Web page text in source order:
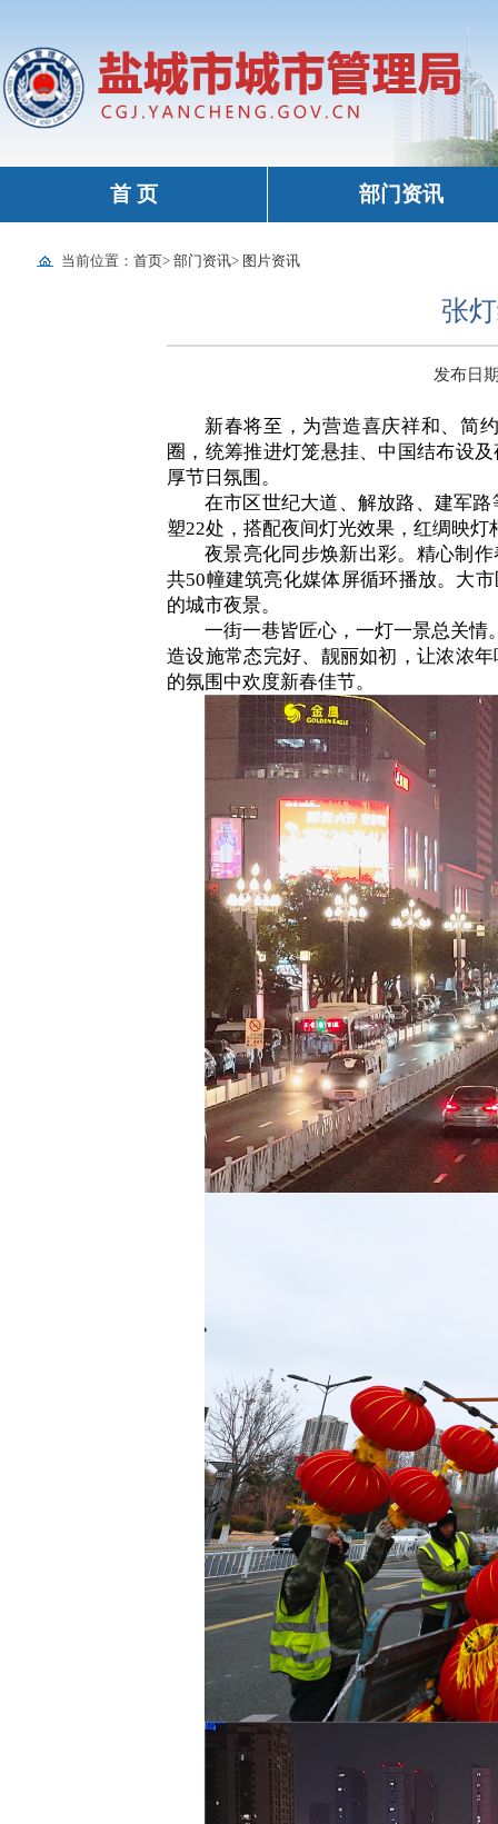
首 页 部门资讯
当前位置： 首页> 部门资讯> 图片资讯
张
发布日
新春将至，为营造喜庆祥和、简
圈，统筹推进灯笼悬挂、中国结布设
厚节日氛围。
在市区世纪大道、解放路、建军路
塑22处，搭配夜间灯光效果，红绸映
夜景亮化同步焕新出彩。精心制
共50幢建筑亮化媒体屏循环播放。大
的城市夜景。
一街一巷皆匠心，一灯一景总关情
造设施常态完好、靓丽如初，让浓浓
的氛围中欢度新春佳节。